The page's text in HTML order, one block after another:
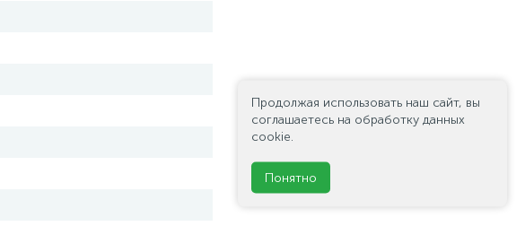
Продолжая использовать наш сайт, вы
соглашаетесь на обработку данных
cookie.
Понятно